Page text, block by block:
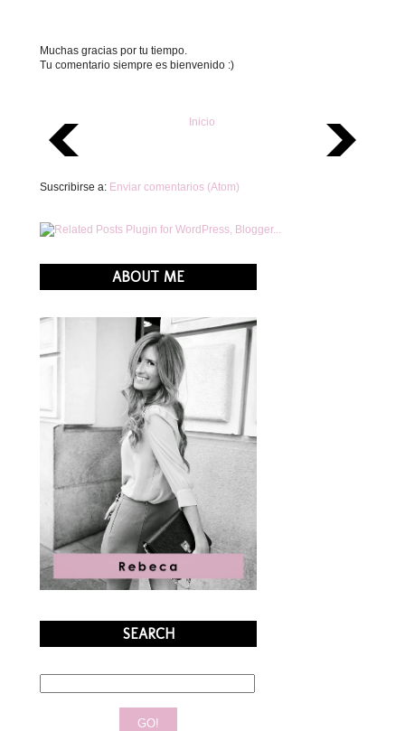
Muchas gracias por tu tiempo.
Tu comentario siempre es bienvenido :)
Inicio
Suscribirse a: Enviar comentarios (Atom)
ABOUT ME
SEARCH